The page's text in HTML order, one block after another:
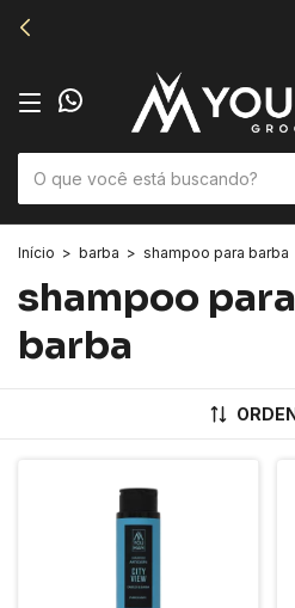
Início > barba > shampoo para barba
shampoo para
barba